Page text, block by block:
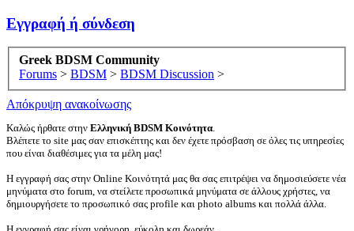
Εγγραφή ή σύνδεση
Greek BDSM Community
Forums > BDSM > BDSM Discussion >
Απόκρυψη ανακοίνωσης
Καλώς ήρθατε στην Ελληνική BDSM Κοινότητα.
Βλέπετε το site μας σαν επισκέπτης και δεν έχετε πρόσβαση σε όλες τις υπηρεσίες
που είναι διαθέσιμες για τα μέλη μας!
Η εγγραφή σας στην Online Κοινότητά μας θα σας επιτρέψει να δημοσιεύσετε νέα
μηνύματα στο forum, να στείλετε προσωπικά μηνύματα σε άλλους χρήστες, να
δημιουργήσετε το προσωπικό σας profile και photo albums και πολλά άλλα.